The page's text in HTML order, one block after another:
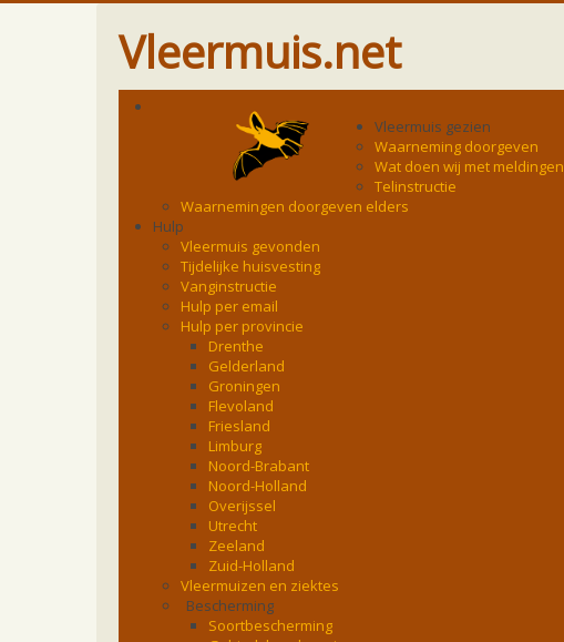
Vleermuis.net
Vleermuis gezien
Waarneming doorgeven
Wat doen wij met meldingen
Telinstructie
Waarnemingen doorgeven elders
Hulp
Vleermuis gevonden
Tijdelijke huisvesting
Vanginstructie
Hulp per email
Hulp per provincie
Drenthe
Gelderland
Groningen
Flevoland
Friesland
Limburg
Noord-Brabant
Noord-Holland
Overijssel
Utrecht
Zeeland
Zuid-Holland
Vleermuizen en ziektes
Bescherming
Soortbescherming